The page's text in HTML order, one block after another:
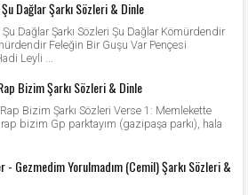
Dağlar Şarkı Sözleri & Dinle
Şu Dağlar Şarkı Sözleri Şu Dağlar Kömürdendir
Feleğin Bir Guşu Var Pençesi
Leyli ...
Bizim Şarkı Sözleri & Dinle
Bizim Şarkı Sözleri Verse 1: Memlekette
bizim Gp parktayım (gazipaşa parkı), hala
- Gezmedim Yorulmadım (Cemil) Şarkı Sözleri &